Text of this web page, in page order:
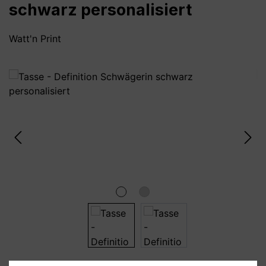
schwarz personalisiert
Watt'n Print
Bildergalerie überspringen